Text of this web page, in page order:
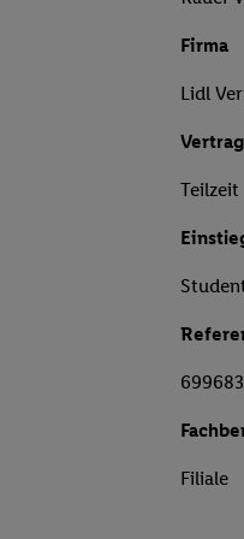
Firma
Lidl
Teilzeit
699683
Filiale